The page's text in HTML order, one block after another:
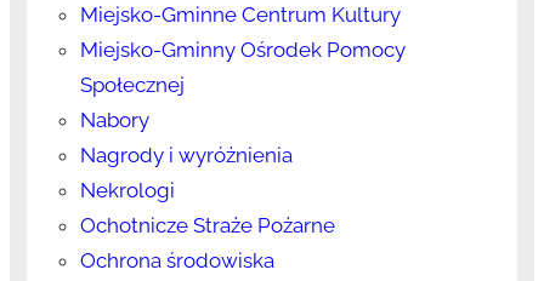
Miejsko-Gminne Centrum Kultury
Miejsko-Gminny Ośrodek Pomocy
Społecznej
Nabory
Nagrody i wyróżnienia
Nekrologi
Ochotnicze Straże Pożarne
Ochrona środowiska